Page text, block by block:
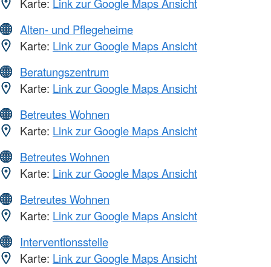
Karte: Link zur Google Maps Ansicht
Alten- und Pflegeheime
Karte: Link zur Google Maps Ansicht
Beratungszentrum
Karte: Link zur Google Maps Ansicht
Betreutes Wohnen
Karte: Link zur Google Maps Ansicht
Betreutes Wohnen
Karte: Link zur Google Maps Ansicht
Betreutes Wohnen
Karte: Link zur Google Maps Ansicht
Interventionsstelle
Karte: Link zur Google Maps Ansicht